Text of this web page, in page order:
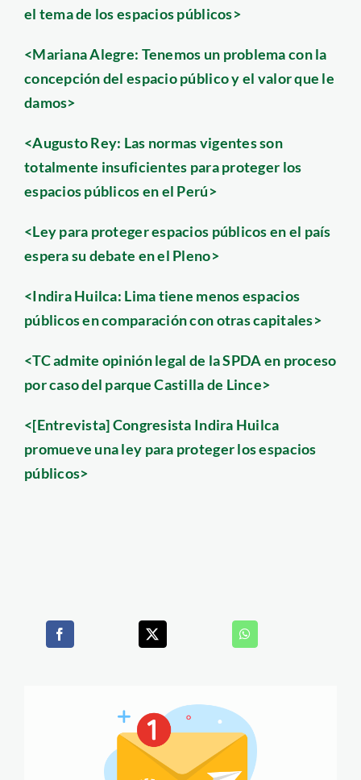
el tema de los espacios públicos>
<Mariana Alegre: Tenemos un problema con la
concepción del espacio público y el valor que le
damos>
<Augusto Rey: Las normas vigentes son
totalmente insuficientes para proteger los
espacios públicos en el Perú>
<Ley para proteger espacios públicos en el país
espera su debate en el Pleno>
<Indira Huilca: Lima tiene menos espacios
públicos en comparación con otras capitales>
<TC admite opinión legal de la SPDA en proceso
por caso del parque Castilla de Lince>
<[Entrevista] Congresista Indira Huilca
promueve una ley para proteger los espacios
públicos>